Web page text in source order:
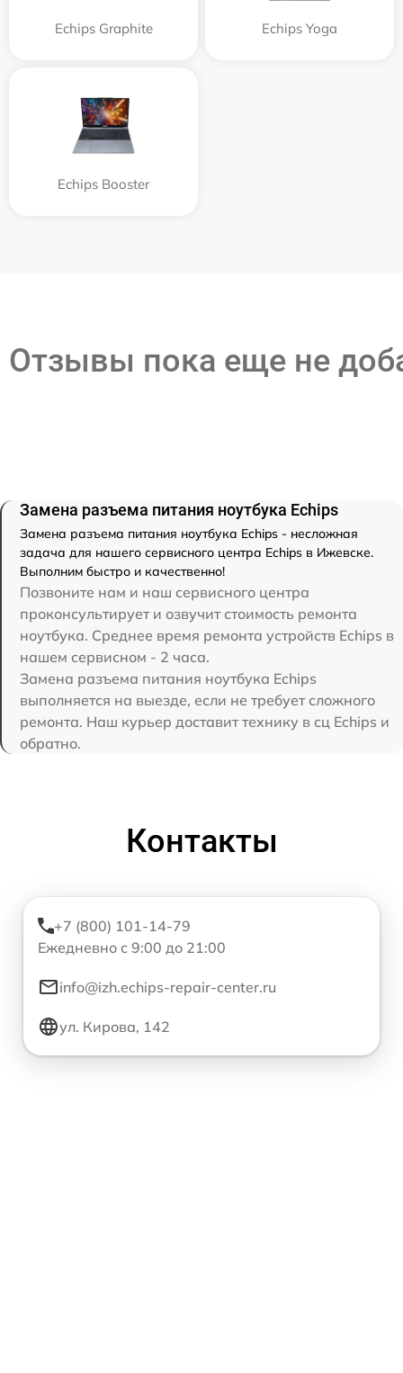
Echips Graphite Echips Yoga
Echips Booster
Отзывы пока еще не
Замена разъема питания ноутбука Echips
Замена разъема питания ноутбука Echips - несложная
задача для нашего сервисного центра Echips в Ижевске.
Выполним быстро и качественно!
Позвоните нам и наш сервисного центра
проконсультирует и озвучит стоимость ремонта
ноутбука. Среднее время ремонта устройств Echips в
нашем сервисном - 2 часа.
Замена разъема питания ноутбука Echips
выполняется на выезде, если не требует сложного
ремонта. Наш курьер доставит технику в сц Echips и
обратно.
Контакты
+7 (800) 101-14-79
Ежедневно с 9:00 до 21:00
info@izh.echips-repair-center.ru
ул. Кирова, 142